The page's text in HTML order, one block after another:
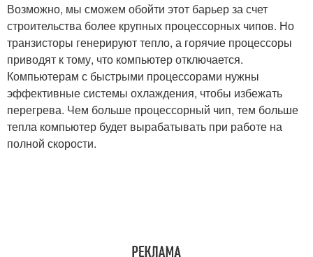
Возможно, мы сможем обойти этот барьер за счет
строительства более крупных процессорных чипов. Но
транзисторы генерируют тепло, а горячие процессоры
приводят к тому, что компьютер отключается.
Компьютерам с быстрыми процессорами нужны
эффективные системы охлаждения, чтобы избежать
перегрева. Чем больше процессорный чип, тем больше
тепла компьютер будет вырабатывать при работе на
полной скорости.